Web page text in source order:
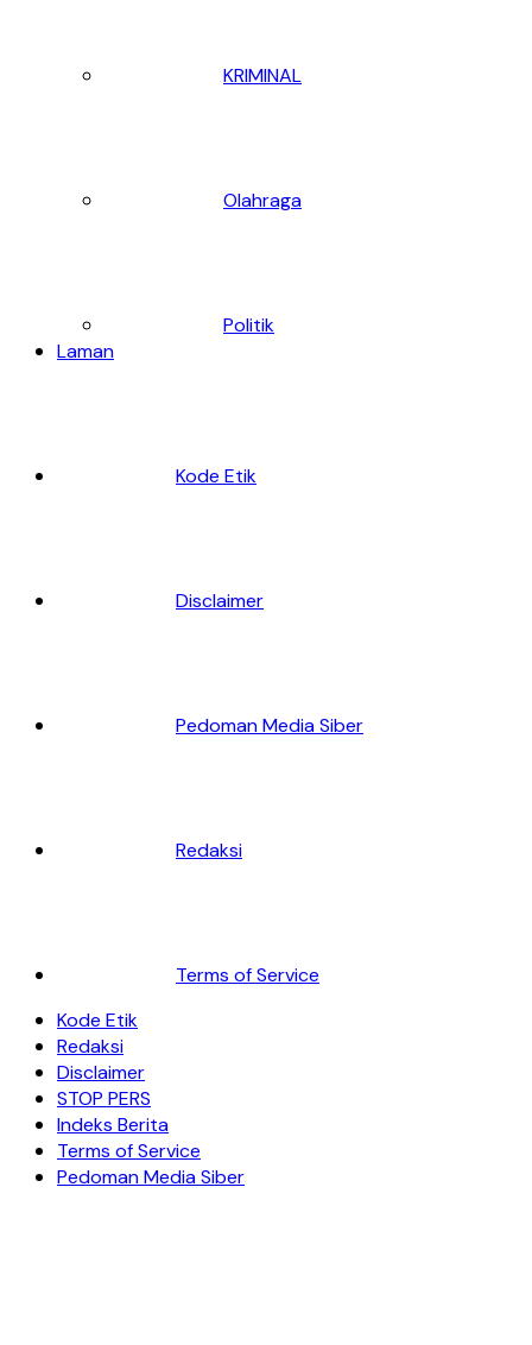
KRIMINAL
Olahraga
Politik
Laman
Kode Etik
Disclaimer
Pedoman Media Siber
Redaksi
Terms of Service
Kode Etik
Redaksi
Disclaimer
STOP PERS
Indeks Berita
Terms of Service
Pedoman Media Siber